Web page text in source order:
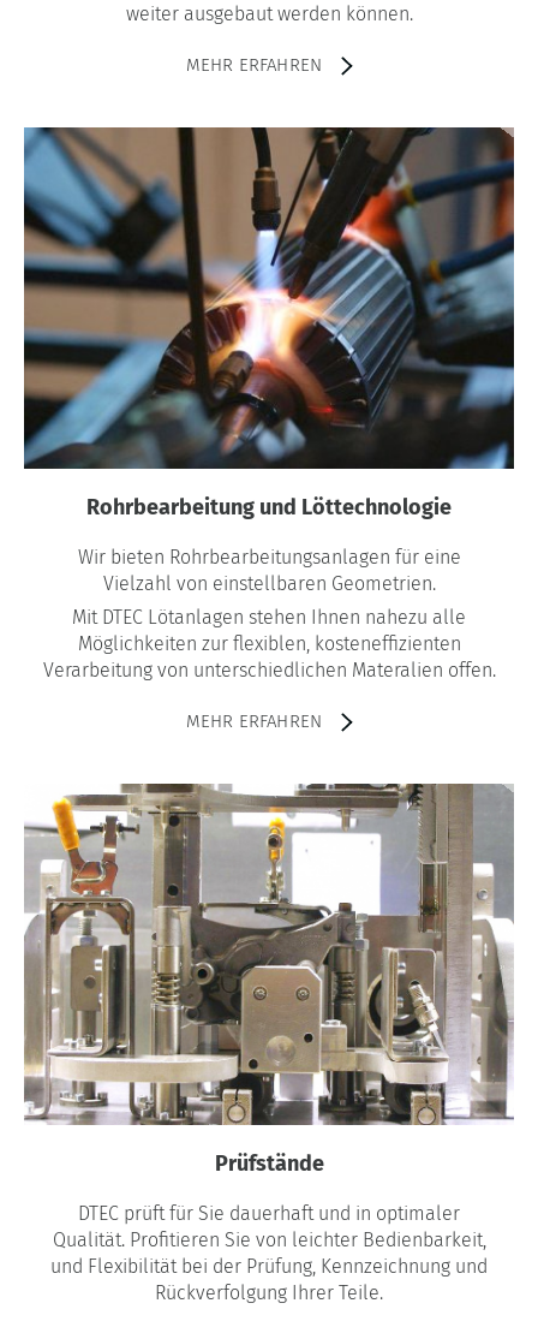
weiter ausgebaut werden können.
MEHR ERFAHREN
Rohrbearbeitung und Löttechnologie
Wir bieten Rohrbearbeitungsanlagen für eine
Vielzahl von einstellbaren Geometrien.
Mit DTEC Lötanlagen stehen Ihnen nahezu alle
Möglichkeiten zur flexiblen, kosteneffizienten
Verarbeitung von unterschiedlichen Materalien offen.
MEHR ERFAHREN
Prüfstände
DTEC prüft für Sie dauerhaft und in optimaler
Qualität. Profitieren Sie von leichter Bedienbarkeit,
und Flexibilität bei der Prüfung, Kennzeichnung und
Rückverfolgung Ihrer Teile.